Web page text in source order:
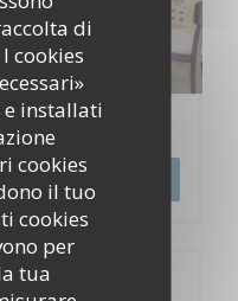
di
cookies
installati
cookies
il tuo
cookies
per
tua